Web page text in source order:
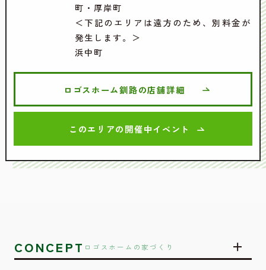
町・厚岸町
＜下記のエリアは遠方のため、別料金が
発生します。＞
浜中町
ロゴスホーム釧路の店舗詳細
このエリアの開催中イベント
CONCEPT ロゴスホームの家づくり